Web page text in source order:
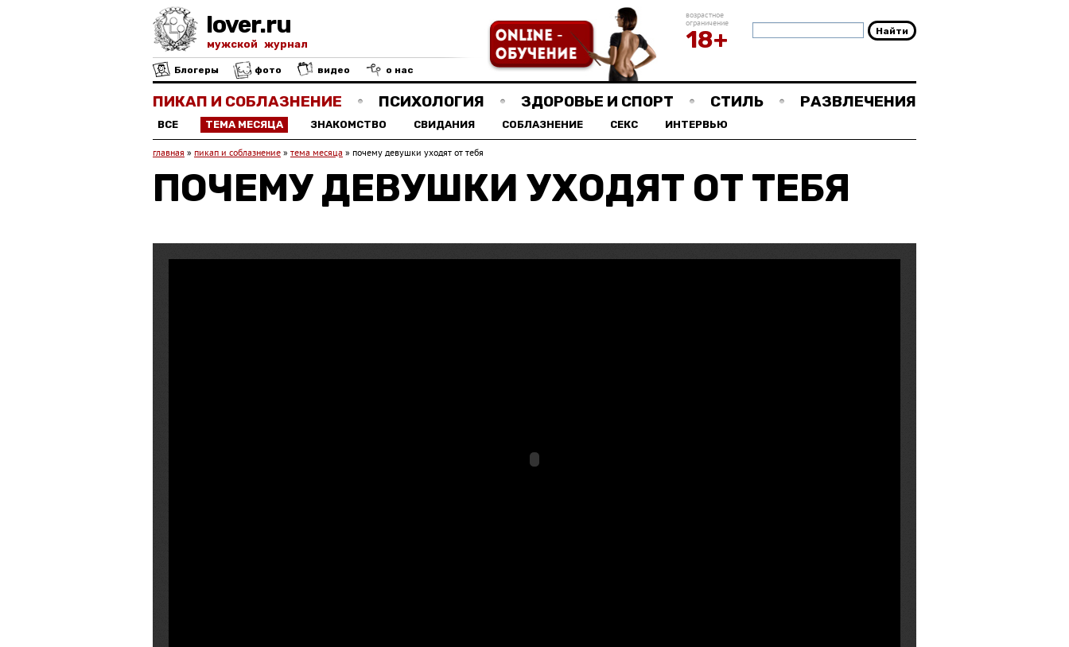
lover.ru
мужской журнал
возрастное
ограничение
18+
Блогеры фото видео о нас
ПИКАП И СОБЛАЗНЕНИЕ ПСИХОЛОГИЯ ЗДОРОВЬЕ И СПОРТ СТИЛЬ РАЗВЛЕЧЕНИЯ
ВСЕ ТЕМА МЕСЯЦА ЗНАКОМСТВО СВИДАНИЯ СОБЛАЗНЕНИЕ СЕКС ИНТЕРВЬЮ
главная » пикап и соблазнение » тема месяца » почему девушки уходят от тебя
ПОЧЕМУ ДЕВУШКИ УХОДЯТ ОТ ТЕБЯ